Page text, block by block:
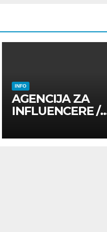
INFO
AGENCIJA ZA
INFLUENCERE /
UTICAJNE